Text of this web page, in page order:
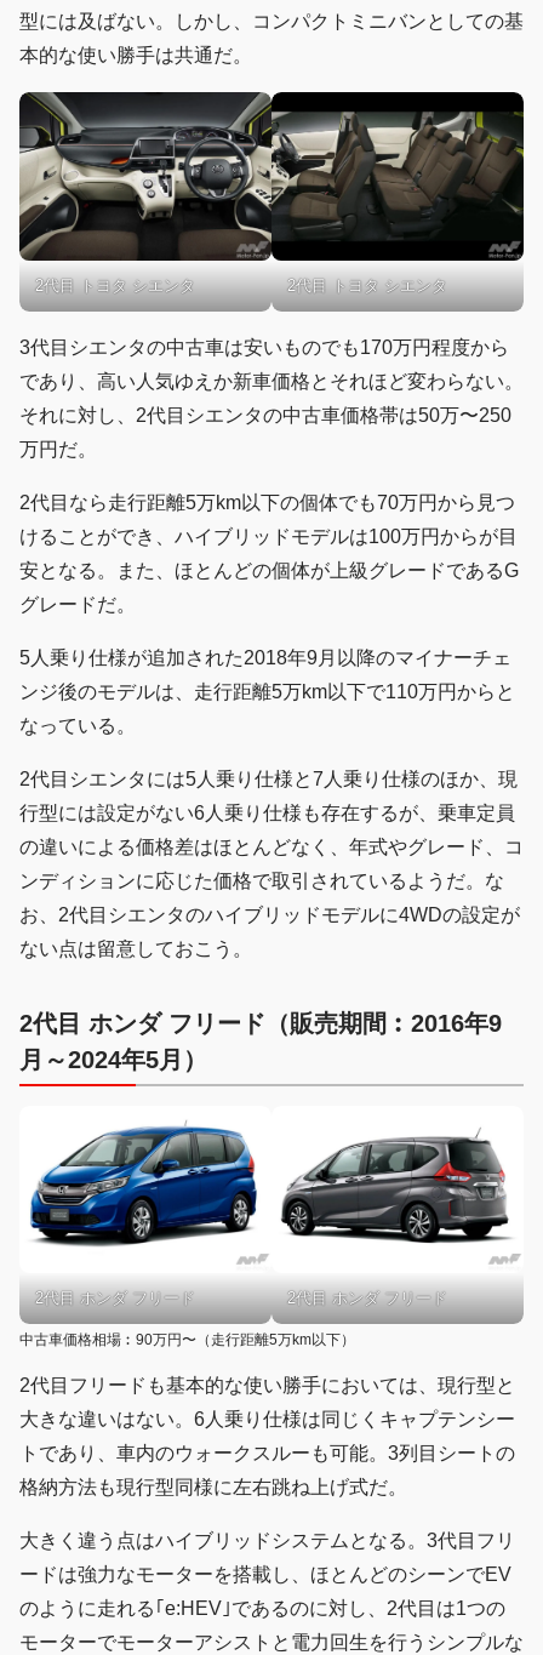
型には及ばない。しかし、コンパクトミニバンとしての基
本的な使い勝手は共通だ。
2代目 トヨタ シエンタ 2代目 トヨタ シエンタ
3代目シエンタの中古車は安いものでも170万円程度から
であり、高い人気ゆえか新車価格とそれほど変わらない。
それに対し、2代目シエンタの中古車価格帯は50万〜250
万円だ。
2代目なら走行距離5万km以下の個体でも70万円から見つ
けることができ、ハイブリッドモデルは100万円からが目
安となる。また、ほとんどの個体が上級グレードであるG
グレードだ。
5人乗り仕様が追加された2018年9月以降のマイナーチェ
ンジ後のモデルは、走行距離5万km以下で110万円からと
なっている。
2代目シエンタには5人乗り仕様と7人乗り仕様のほか、現
行型には設定がない6人乗り仕様も存在するが、乗車定員
の違いによる価格差はほとんどなく、年式やグレード、コ
ンディションに応じた価格で取引されているようだ。な
お、2代目シエンタのハイブリッドモデルに4WDの設定が
ない点は留意しておこう。
2代目 ホンダ フリード（販売期間︰2016年9
月～2024年5月）
2代目 ホンダ フリード 2代目 ホンダ フリード
中古車価格相場︰90万円〜（走行距離5万km以下）
2代目フリードも基本的な使い勝手においては、現行型と
大きな違いはない。6人乗り仕様は同じくキャプテンシー
トであり、車内のウォークスルーも可能。3列目シートの
格納方法も現行型同様に左右跳ね上げ式だ。
大きく違う点はハイブリッドシステムとなる。3代目フリ
ードは強力なモーターを搭載し、ほとんどのシーンでEV
のように走れる｢e:HEV｣であるのに対し、2代目は1つの
モーターでモーターアシストと電力回生を行うシンプルな